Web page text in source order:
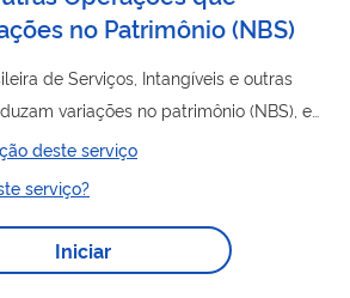
no Patrimônio(NBS)
de Serviços, Intangíveis e outras
variações no patrimônio (NBS), em
explicativas (NEBS), foi instituída pela
base na Central Product Classification
nacional para a identificação de
produto. Seu objetivo é viabilizar a
avaliação e controle de políticas
deste serviço
serviço?
Iniciar